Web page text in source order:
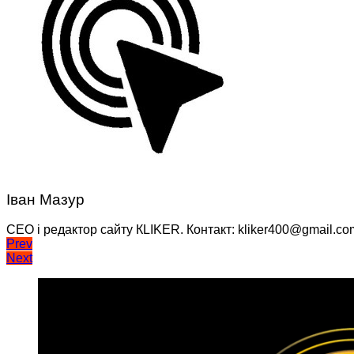
Іван Мазур
CEO і редактор сайту КLIKER. Контакт:
Навігація
записів
Prev
Next